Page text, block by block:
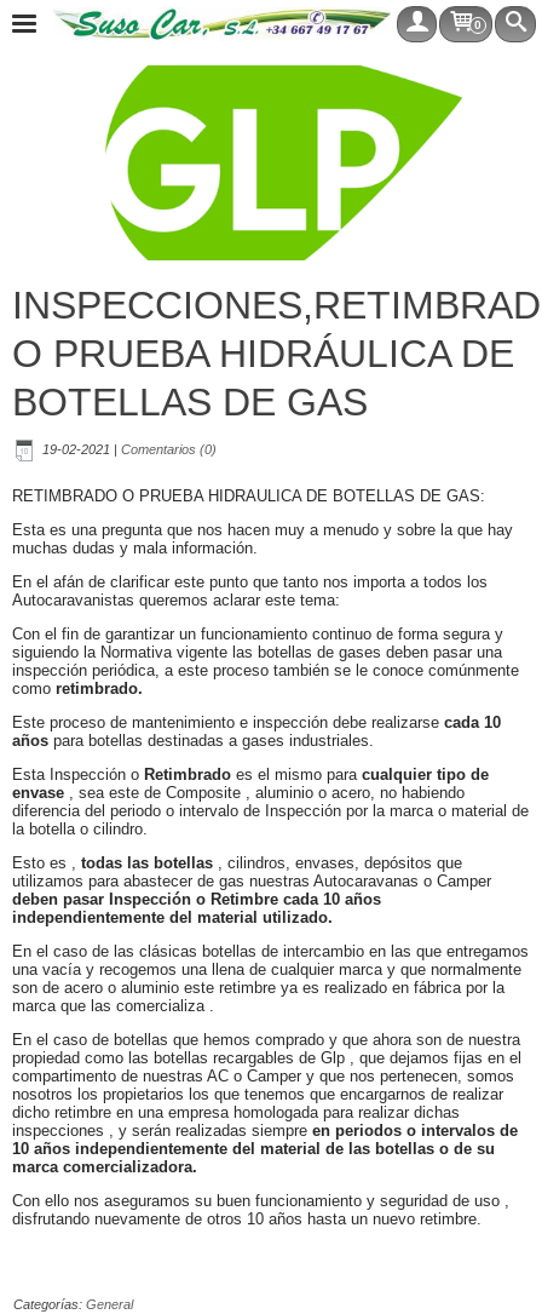
0
O PRUEBA HIDRÁULICA DE
BOTELLAS DE GAS
19-02-2021 | Comentarios (0)
RETIMBRADO O PRUEBA HIDRAULICA DE BOTELLAS DE GAS:
Esta es una pregunta que nos hacen muy a menudo y sobre la que hay
muchas dudas y mala información.
En el afán de clarificar este punto que tanto nos importa a todos los
Autocaravanistas queremos aclarar este tema:
Con el fin de garantizar un funcionamiento continuo de forma segura y
siguiendo la Normativa vigente las botellas de gases deben pasar una
inspección periódica, a este proceso también se le conoce comúnmente
como retimbrado.
Este proceso de mantenimiento e inspección debe realizarse cada 10
años para botellas destinadas a gases industriales.
Esta Inspección o Retimbrado es el mismo para cualquier tipo de
envase , sea este de Composite , aluminio o acero, no habiendo
diferencia del periodo o intervalo de Inspección por la marca o material de
la botella o cilindro.
Esto es , todas las botellas , cilindros, envases, depósitos que
utilizamos para abastecer de gas nuestras Autocaravanas o Camper
deben pasar Inspección o Retimbre cada 10 años
independientemente del material utilizado.
En el caso de las clásicas botellas de intercambio en las que entregamos
una vacía y recogemos una llena de cualquier marca y que normalmente
son de acero o aluminio este retimbre ya es realizado en fábrica por la
marca que las comercializa .
En el caso de botellas que hemos comprado y que ahora son de nuestra
propiedad como las botellas recargables de Glp , que dejamos fijas en el
compartimento de nuestras AC o Camper y que nos pertenecen, somos
nosotros los propietarios los que tenemos que encargarnos de realizar
dicho retimbre en una empresa homologada para realizar dichas
inspecciones , y serán realizadas siempre en periodos o intervalos de
10 años independientemente del material de las botellas o de su
marca comercializadora.
Con ello nos aseguramos su buen funcionamiento y seguridad de uso ,
disfrutando nuevamente de otros 10 años hasta un nuevo retimbre.
Categorías: General